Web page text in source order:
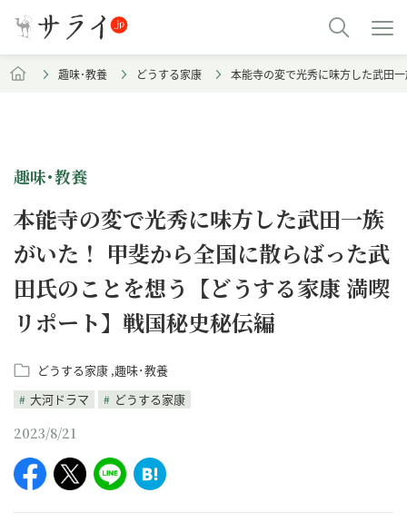
趣味･教養 どうする家康 本能寺の変で光秀に味方した武田
趣味･教養
本能寺の変で光秀に味方した武田一族
がいた！ 甲斐から全国に散らばった武
田氏のことを想う【どうする家康 満喫
リポート】戦国秘史秘伝編
どうする家康 趣味･教養
大河ドラマ
どうする家康
2023/8/21